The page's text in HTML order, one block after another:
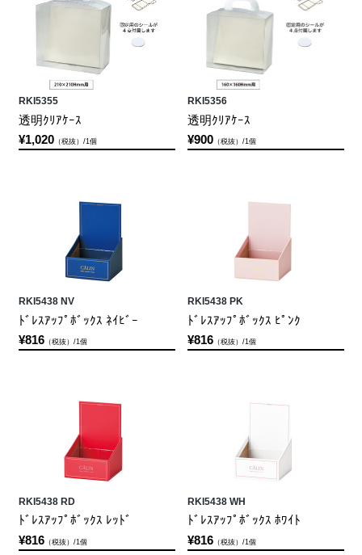
RKI5355
透明ｸﾘｱｹｰｽ
¥1,020（税抜）/1個
RKI5356
透明ｸﾘｱｹｰｽ
¥900（税抜）/1個
RKI5438 NV
ﾄﾞﾚｽｱｯﾌﾟﾎﾞｯｸｽ ﾈｲﾋﾞｰ
¥816（税抜）/1個
RKI5438 PK
ﾄﾞﾚｽｱｯﾌﾟﾎﾞｯｸｽ ﾋﾟﾝｸ
¥816（税抜）/1個
RKI5438 RD
ﾄﾞﾚｽｱｯﾌﾟﾎﾞｯｸｽ ﾚｯﾄﾞ
¥816（税抜）/1個
RKI5438 WH
ﾄﾞﾚｽｱｯﾌﾟﾎﾞｯｸｽ ﾎﾜｲﾄ
¥816（税抜）/1個